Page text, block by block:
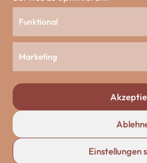
Funktional
Marketing
Einstellungen
ZU DEN
Unsere